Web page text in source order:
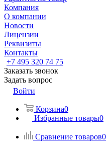
Компания
О компании
Новости
Лицензии
Реквизиты
Контакты
+7 495 320 74 75
Заказать звонок
Задать вопрос
Войти
Корзина0
Избранные товары0
Сравнение товаров0